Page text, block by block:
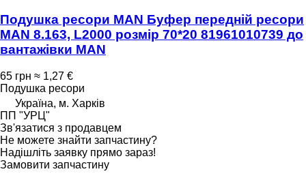
Подушка ресори MAN Буфер передній ресори
MAN 8.163, L2000 розмір 70*20 81961010739 до
вантажівки MAN
65 грн ≈ 1,27 €
Подушка ресори
Україна, м. Харків
ПП "УРЦ"
Зв'язатися з продавцем
Не можете знайти запчастину?
Надішліть заявку прямо зараз!
Замовити запчастину